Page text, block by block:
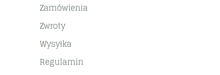
Zamówienia
Zwroty
Wysyłka
Regulamin